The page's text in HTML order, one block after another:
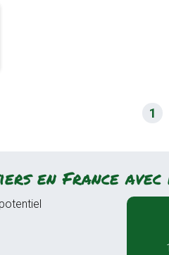
1
en France avec